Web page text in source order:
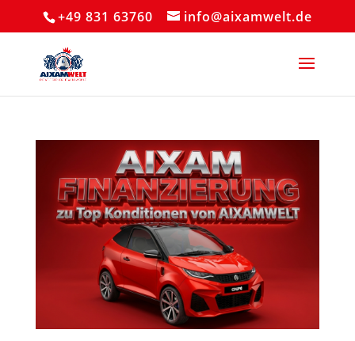
+49 831 63760 info@aixamwelt.de